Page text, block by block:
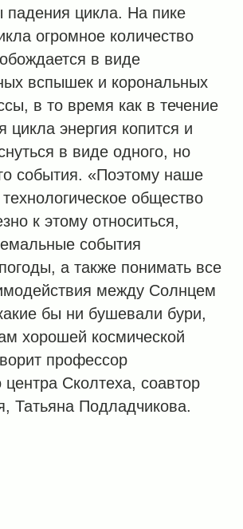
падения цикла. На пике
огромное количество
в виде
вспышек и корональных
в то время как в течение
энергия копится и
в виде одного, но
события. «Поэтому наше
общество
к этому относиться,
события
а также понимать все
между Солнцем
бы ни бушевали бури,
хорошей космической
профессор
центра Сколтеха, соавтор
Татьяна Подладчикова.